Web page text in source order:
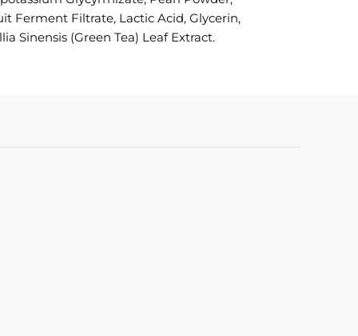
Ferment Filtrate, Lactic Acid, Glycerin,
Sinensis (Green Tea) Leaf Extract.